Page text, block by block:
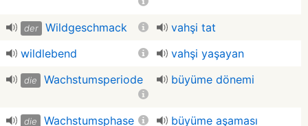
der Wildgeschmack
vahşi tat
wildlebend
vahşi yaşayan
die Wachstumsperiode büyüme dönemi
die Wachstumsphase büyüme aşaması